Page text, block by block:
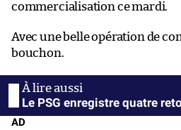
commercialisation ce mardi.
Avec une belle opération de
bouchon.
Le PSG enregistre quatre
AD